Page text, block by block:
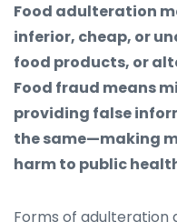
Food adulteration
inferior, cheap, or
food products, or
Food fraud means
providing false
the same—making
harm to public
Forms of adulteration